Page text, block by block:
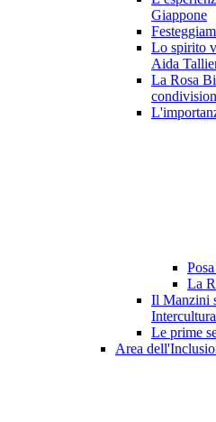
Giappone
Lo spirito
Aida
La Rosa
La
Il Manzini
Intercultura
Le prime
Area